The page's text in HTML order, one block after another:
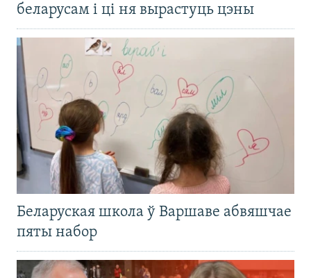
беларусам і ці ня вырастуць цэны
Беларуская школа ў Варшаве абвяшчае
пяты набор